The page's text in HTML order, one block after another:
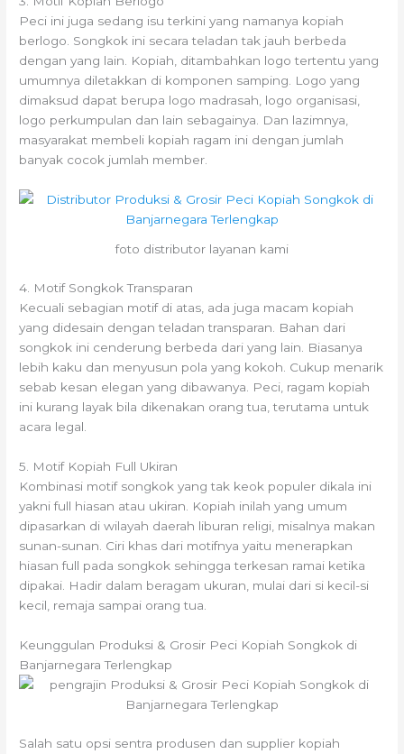
Peci ini juga sedang isu terkini yang namanya kopiah
berlogo. Songkok ini secara teladan tak jauh berbeda
dengan yang lain. Kopiah, ditambahkan logo tertentu yang
umumnya diletakkan di komponen samping. Logo yang
dimaksud dapat berupa logo madrasah, logo organisasi,
logo perkumpulan dan lain sebagainya. Dan lazimnya,
masyarakat membeli kopiah ragam ini dengan jumlah
banyak cocok jumlah member.
foto distributor layanan kami
4. Motif Songkok Transparan
Kecuali sebagian motif di atas, ada juga macam kopiah
yang didesain dengan teladan transparan. Bahan dari
songkok ini cenderung berbeda dari yang lain. Biasanya
lebih kaku dan menyusun pola yang kokoh. Cukup menarik
sebab kesan elegan yang dibawanya. Peci, ragam kopiah
ini kurang layak bila dikenakan orang tua, terutama untuk
acara legal.
5. Motif Kopiah Full Ukiran
Kombinasi motif songkok yang tak keok populer dikala ini
yakni full hiasan atau ukiran. Kopiah inilah yang umum
dipasarkan di wilayah daerah liburan religi, misalnya makan
sunan-sunan. Ciri khas dari motifnya yaitu menerapkan
hiasan full pada songkok sehingga terkesan ramai ketika
dipakai. Hadir dalam beragam ukuran, mulai dari si kecil-si
kecil, remaja sampai orang tua.
Keunggulan Produksi & Grosir Peci Kopiah Songkok di
Banjarnegara Terlengkap
Salah satu opsi sentra produsen dan supplier kopiah